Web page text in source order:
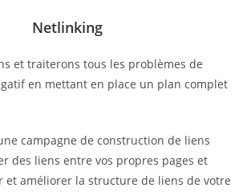
Netlinking
et traiterons tous les problèmes de
en mettant en place un plan complet
campagne de construction de liens
des liens entre vos propres pages et
et améliorer la structure de liens de votre